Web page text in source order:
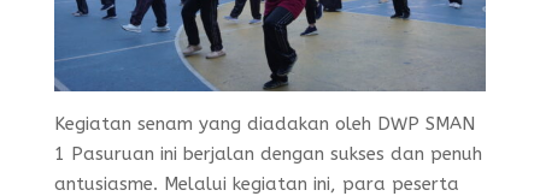
Kegiatan senam yang diadakan oleh DWP SMAN
1 Pasuruan ini berjalan dengan sukses dan penuh
antusiasme. Melalui kegiatan ini, para peserta